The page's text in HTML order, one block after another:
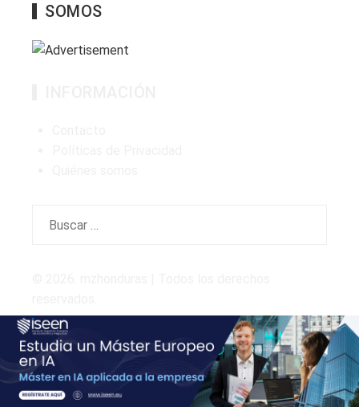
SOMOS